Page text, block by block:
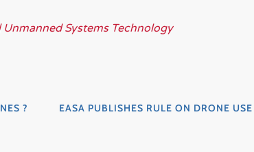
Systems Technology
? EASA PUBLISHES RULE ON DRONE